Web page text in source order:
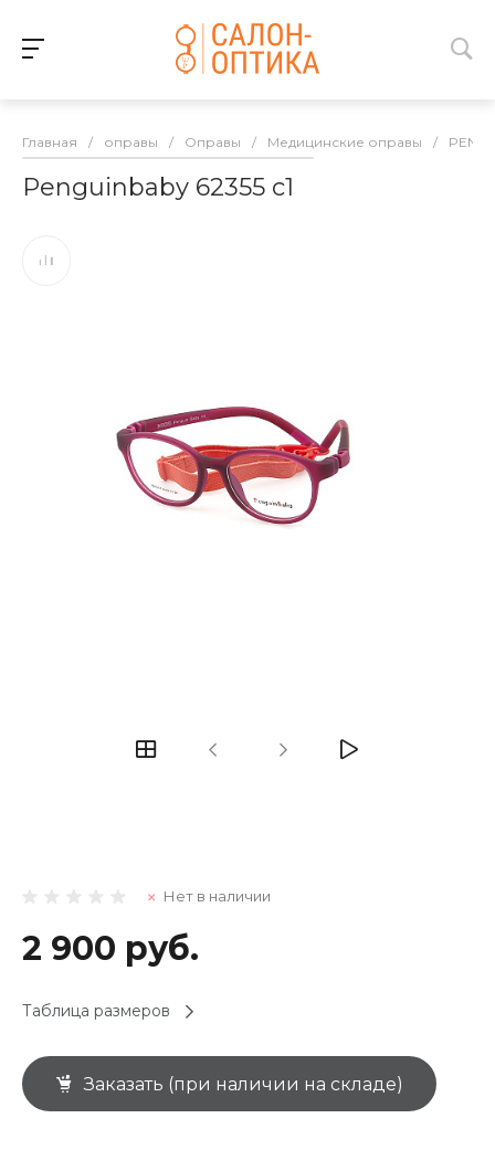
Главная / оправы / Оправы / Медицинские оправы /
Penguinbaby 62355 с1
Нет в наличии
2 900 руб.
Таблица размеров
Заказать (при наличии на складе)